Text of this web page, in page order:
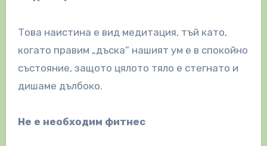
Това наистина е вид медитация, тъй като,
когато правим „дъска“ нашият ум е в спокойно
състояние, защото цялото тяло е стегнато и
дишаме дълбоко.
Не е необходим фитнес